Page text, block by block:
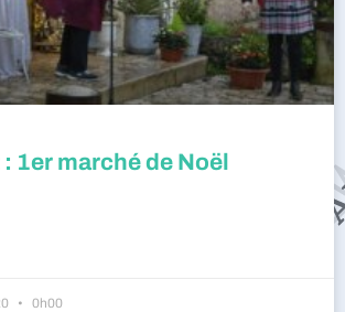
1er marché de Noël
0h00